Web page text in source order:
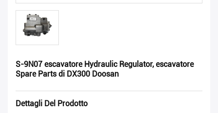
S-9N07 escavatore Hydraulic Regulator, escavatore
Spare Parts di DX300 Doosan
Dettagli Del Prodotto